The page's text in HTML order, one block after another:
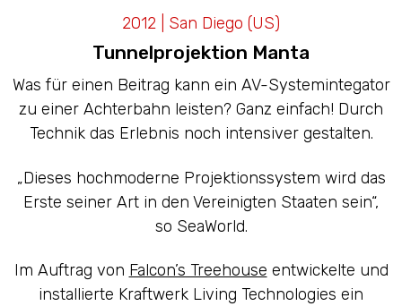
2012 | San Diego (US)
Tunnelprojektion Manta
Was für einen Beitrag kann ein AV-Systemintegator
zu einer Achterbahn leisten? Ganz einfach! Durch
Technik das Erlebnis noch intensiver gestalten.
„Dieses hochmoderne Projektionssystem wird das
Erste seiner Art in den Vereinigten Staaten sein“,
so SeaWorld.
Im Auftrag von Falcon’s Treehouse entwickelte und
installierte Kraftwerk Living Technologies ein